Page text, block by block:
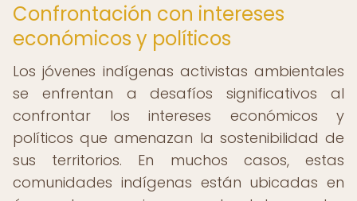
Confrontación con intereses
económicos y políticos
Los jóvenes indígenas activistas ambientales
se enfrentan a desafíos significativos al
confrontar los intereses económicos y
políticos que amenazan la sostenibilidad de
sus territorios. En muchos casos, estas
comunidades indígenas están ubicadas en